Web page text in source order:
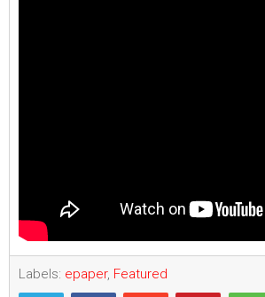
Labels: epaper, Featured